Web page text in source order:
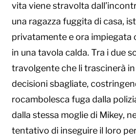
vita viene stravolta
una ragazza fuggita di casa,
privatamente e ora impiegata
in una tavola calda. Tra i due
travolgente che li trascinerà
decisioni sbagliate,
rocambolesca fuga dalla
dalla stessa moglie di Mikey,
tentativo di inseguire il loro